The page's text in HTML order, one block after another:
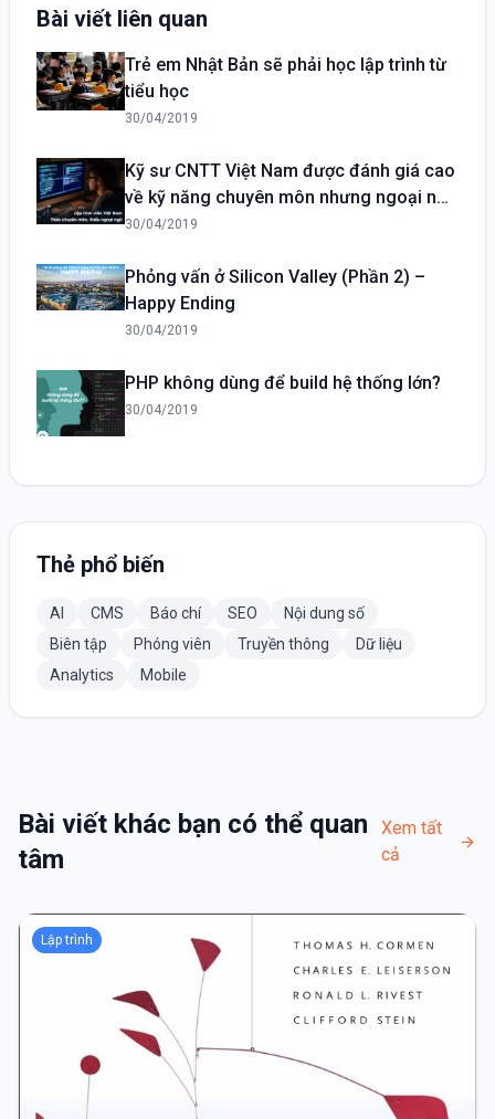
Bài viết liên quan
Trẻ em Nhật Bản sẽ phải học lập trình từ
tiểu học
30/04/2019
Kỹ sư CNTT Việt Nam được đánh giá cao
về kỹ năng chuyên môn nhưng ngoại ngữ
yếu
30/04/2019
Phỏng vấn ở Silicon Valley (Phần 2) –
Happy Ending
30/04/2019
PHP không dùng để build hệ thống lớn?
30/04/2019
Thẻ phổ biến
AI CMS Báo chí SEO
Nội dung số
Biên tập
Phóng viên Truyền thông
Dữ liệu
Analytics
Mobile
Bài viết khác bạn có thể quan
tâm
Xem tất
cả
Lập trình